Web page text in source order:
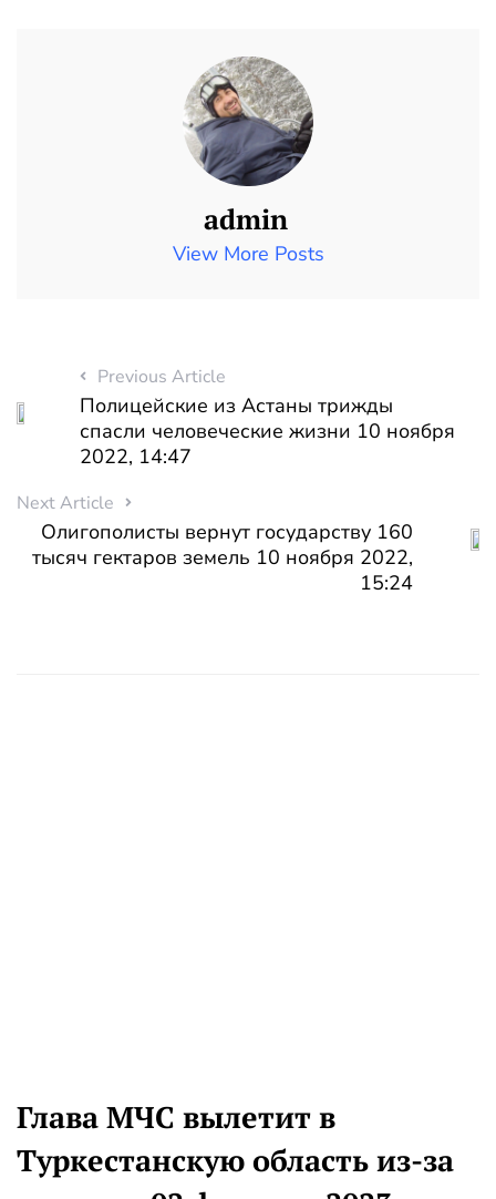
admin
View More Posts
Previous Article
Полицейские из Астаны трижды
спасли человеческие жизни 10 ноября
2022, 14:47
Next Article
Олигополисты вернут государству 160
тысяч гектаров земель 10 ноября 2022,
15:24
Глава МЧС вылетит в
Туркестанскую область из-за